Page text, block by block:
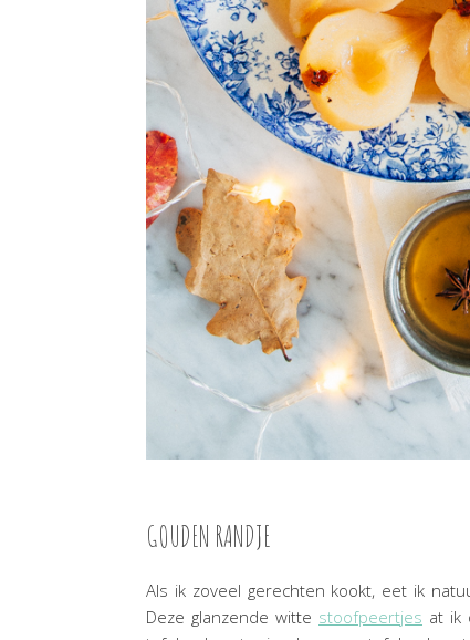
GOUDEN RANDJE
Als ik zoveel gerechten kookt, eet ik
Deze glanzende witte stoofpeertjes at ik